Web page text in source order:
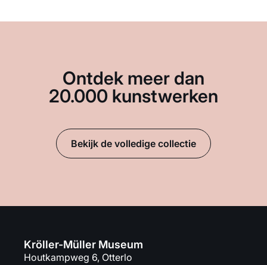
Ontdek meer dan
20.000 kunstwerken
Bekijk de volledige collectie
Kröller-Müller Museum
Houtkampweg 6, Otterlo